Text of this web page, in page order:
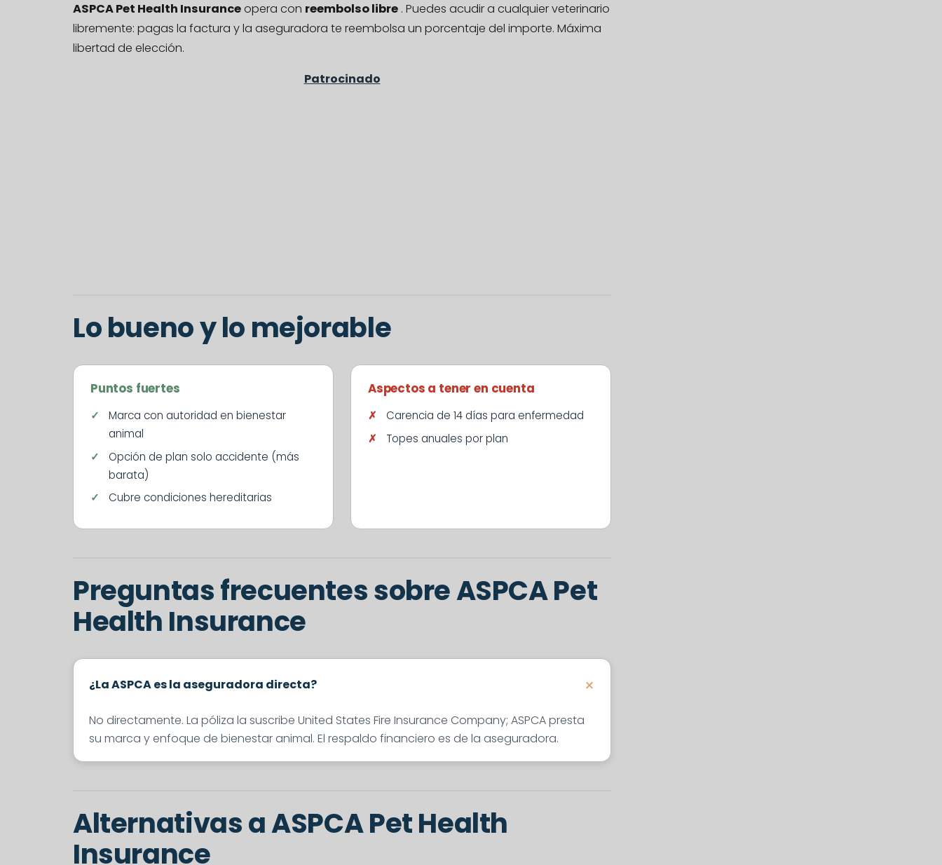
ASPCA Pet Health Insuranceopera con reembolso libre . Puedes acudir a cualquier veterinario
libremente: pagas la factura y la aseguradora te reembolsa un porcentaje del importe. Máxima
libertad de elección.
Lo bueno y lo mejorable
Puntos fuertes
Marca con autoridad en bienestar
animal
Opción de plan solo accidente (más
barata)
Cubre condiciones hereditarias
Aspectos a tener en cuenta
Carencia de 14 días para enfermedad
Topes anuales por plan
Preguntas frecuentes sobre ASPCA Pet
Health Insurance
¿La ASPCA es la aseguradora directa?
No directamente. La póliza la suscribe United States Fire Insurance Company; ASPCA presta
su marca y enfoque de bienestar animal. El respaldo financiero es de la aseguradora.
Alternativas a ASPCA Pet Health
Insurance